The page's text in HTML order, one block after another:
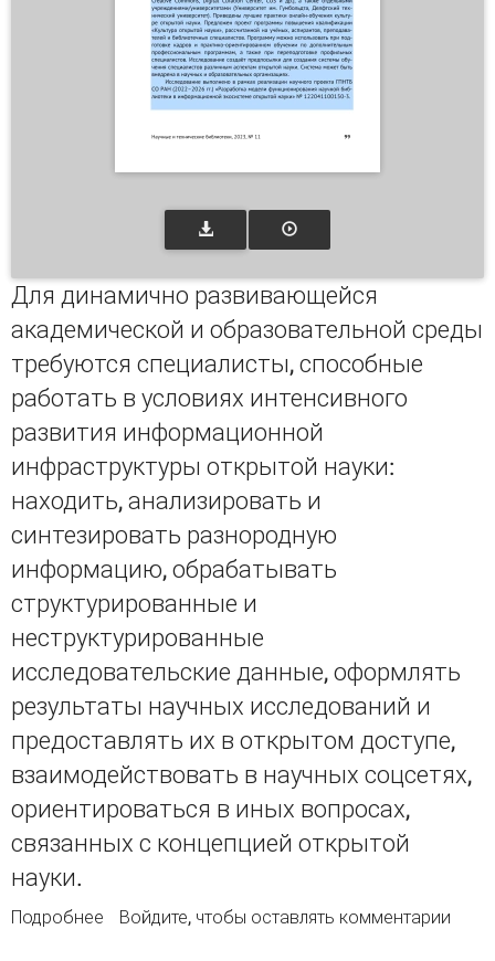
Для динамично развивающейся
академической и образовательной среды
требуются специалисты, способные
работать в условиях интенсивного
развития информационной
инфраструктуры открытой науки:
находить, анализировать и
синтезировать разнородную
информацию, обрабатывать
структурированные и
неструктурированные
исследовательские данные, оформлять
результаты научных исследований и
предоставлять их в открытом доступе,
взаимодействовать в научных соцсетях,
ориентироваться в иных вопросах,
связанных с концепцией открытой
науки.
Подробнее о Культура открытой науки: международные
Войдите, чтобы оставлять комментарии